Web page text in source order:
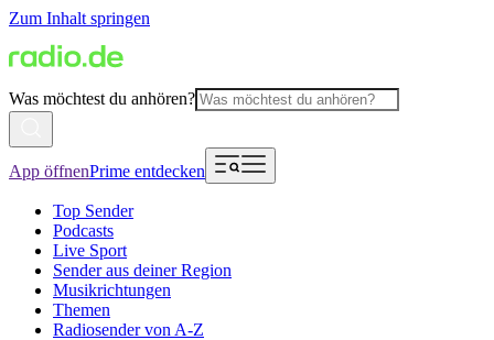
Zum Inhalt springen
Was möchtest du anhören?
App öffnenPrime entdecken
Top Sender
Podcasts
Live Sport
Sender aus deiner Region
Musikrichtungen
Themen
Radiosender von A-Z